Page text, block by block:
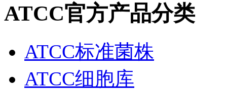
ATCC官方产品分类
ATCC标准菌株
ATCC细胞库